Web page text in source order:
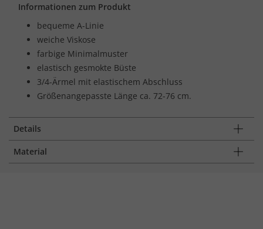
Informationen zum Produkt
bequeme A-Linie
weiche Viskose
farbige Minimalmuster
elastisch gesmokte Büste
3/4-Ärmel mit elastischem Abschluss
Größenangepasste Länge ca. 72-76 cm.
Details
Material